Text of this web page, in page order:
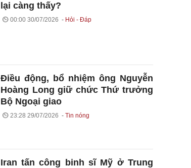
lại càng thấy?
00:00 30/07/2026 Hỏi - Đáp
Điều động, bổ nhiệm ông Nguyễn
Hoàng Long giữ chức Thứ trưởng
Bộ Ngoại giao
23:28 29/07/2026 Tin nóng
Iran tấn công binh sĩ Mỹ ở Trung